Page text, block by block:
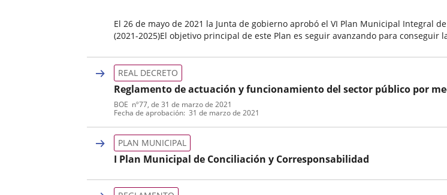
El 26 de mayo de 2021 la Junta de gobierno aprobó el VI Plan Municipal Integral
(2021-2025)El objetivo principal de este Plan es seguir avanzando para conseguir
de
normativa
Reglamento de actuación y funcionamiento del sector público por
Tipo
de
normativa
REAL DECRETO
Referencia
boletin
BOE nº77, de 31 de marzo de 2021
Fecha de aprobación 31 de marzo de 2021
I Plan Municipal de Conciliación y Corresponsabilidad
de
PLAN MUNICIPAL